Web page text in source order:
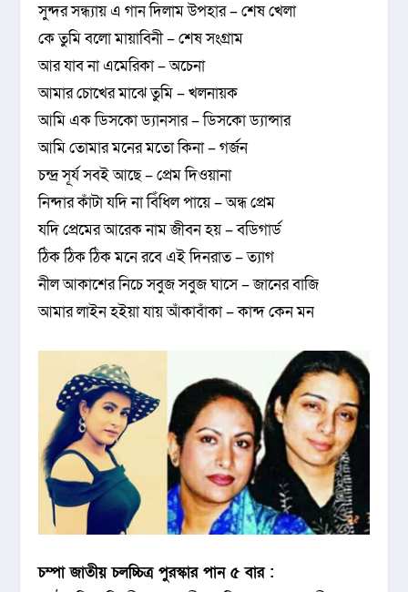
সুন্দর সন্ধ্যায় এ গান দিলাম উপহার – শেষ খেলা
কে তুমি বলো মায়াবিনী – শেষ সংগ্রাম
আর যাব না এমেরিকা – অচেনা
আমার চোখের মাঝে তুমি – খলনায়ক
আমি এক ডিসকো ড্যানসার – ডিসকো ড্যান্সার
আমি তোমার মনের মতো কিনা – গর্জন
চন্দ্র সূর্য সবই আছে – প্রেম দিওয়ানা
নিন্দার কাঁটা যদি না বিঁধিল পায়ে – অন্ধ প্রেম
যদি প্রেমের আরেক নাম জীবন হয় – বডিগার্ড
ঠিক ঠিক ঠিক মনে রবে এই দিনরাত – ত্যাগ
নীল আকাশের নিচে সবুজ সবুজ ঘাসে – জানের বাজি
আমার লাইন হইয়া যায় আঁকাবাঁকা – কান্দ কেন মন
চম্পা জাতীয় চলচ্চিত্র পুরস্কার পান ৫ বার :